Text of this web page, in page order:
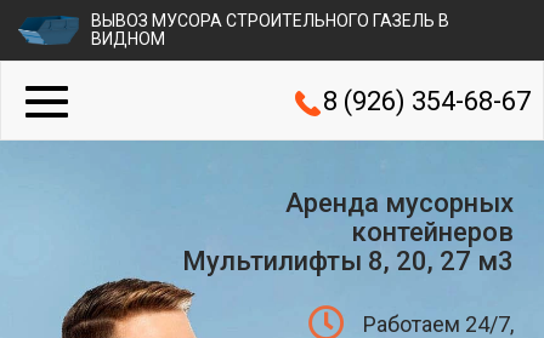
ВЫВОЗ МУСОРА СТРОИТЕЛЬНОГО ГАЗЕЛЬ В
ВИДНОМ
8 (926) 354-68-67
Аренда мусорных
контейнеров
Мультилифты 8, 20, 27 м3
Работаем 24/7,